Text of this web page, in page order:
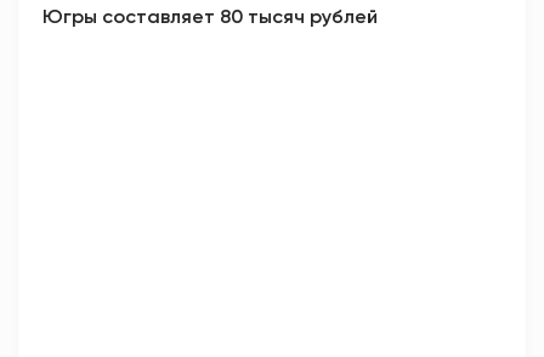
Югры составляет 80 тысяч рублей